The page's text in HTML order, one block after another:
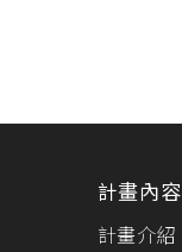
計畫內容
計畫介紹